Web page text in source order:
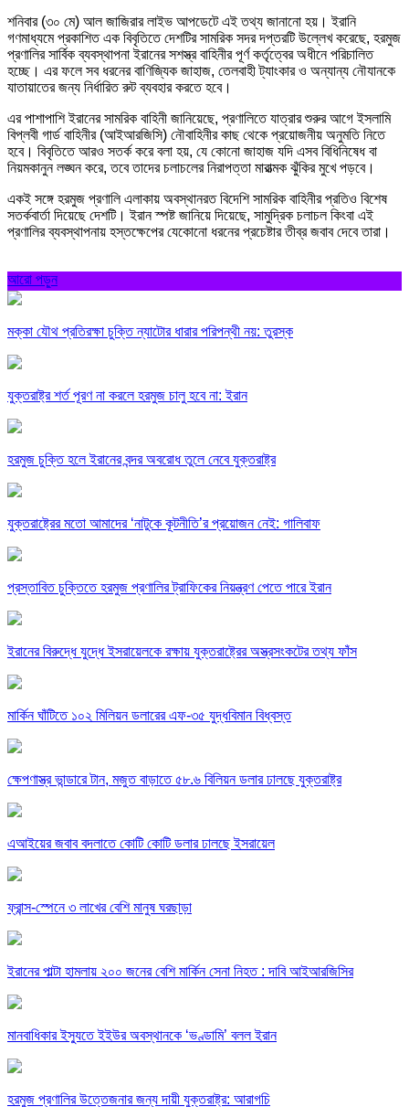
শনিবার (৩০ মে) আল জাজিরার লাইভ আপডেটে এই তথ্য জানানো হয়। ইরানি
গণমাধ্যমে প্রকাশিত এক বিবৃতিতে দেশটির সামরিক সদর দপ্তরটি উল্লেখ করেছে, হরমুজ
প্রণালির সার্বিক ব্যবস্থাপনা ইরানের সশস্ত্র বাহিনীর পূর্ণ কর্তৃত্বের অধীনে পরিচালিত
হচ্ছে। এর ফলে সব ধরনের বাণিজ্যিক জাহাজ, তেলবাহী ট্যাংকার ও অন্যান্য নৌযানকে
যাতায়াতের জন্য নির্ধারিত রুট ব্যবহার করতে হবে।
এর পাশাপাশি ইরানের সামরিক বাহিনী জানিয়েছে, প্রণালিতে যাত্রার শুরুর আগে ইসলামি
বিপ্লবী গার্ড বাহিনীর (আইআরজিসি) নৌবাহিনীর কাছ থেকে প্রয়োজনীয় অনুমতি নিতে
হবে। বিবৃতিতে আরও সতর্ক করে বলা হয়, যে কোনো জাহাজ যদি এসব বিধিনিষেধ বা
নিয়মকানুন লঙ্ঘন করে, তবে তাদের চলাচলের নিরাপত্তা মারাত্মক ঝুঁকির মুখে পড়বে।
একই সঙ্গে হরমুজ প্রণালি এলাকায় অবস্থানরত বিদেশি সামরিক বাহিনীর প্রতিও বিশেষ
সতর্কবার্তা দিয়েছে দেশটি। ইরান স্পষ্ট জানিয়ে দিয়েছে, সামুদ্রিক চলাচল কিংবা এই
প্রণালির ব্যবস্থাপনায় হস্তক্ষেপের যেকোনো ধরনের প্রচেষ্টার তীব্র জবাব দেবে তারা।
আরো পড়ুন
মক্কা যৌথ প্রতিরক্ষা চুক্তি ন্যাটোর ধারার পরিপন্থী নয়: তুরস্ক
যুক্তরাষ্ট্র শর্ত পূরণ না করলে হরমুজ চালু হবে না: ইরান
হরমুজ চুক্তি হলে ইরানের বন্দর অবরোধ তুলে নেবে যুক্তরাষ্ট্র
যুক্তরাষ্ট্রের মতো আমাদের ‘নাটুকে কূটনীতি’র প্রয়োজন নেই: গালিবাফ
প্রস্তাবিত চুক্তিতে হরমুজ প্রণালির ট্রাফিকের নিয়ন্ত্রণ পেতে পারে ইরান
ইরানের বিরুদ্ধে যুদ্ধে ইসরায়েলকে রক্ষায় যুক্তরাষ্ট্রের অস্ত্রসংকটের তথ্য ফাঁস
মার্কিন ঘাঁটিতে ১০২ মিলিয়ন ডলারের এফ-৩৫ যুদ্ধবিমান বিধ্বস্ত
ক্ষেপণাস্ত্র ভান্ডারে টান, মজুত বাড়াতে ৫৮.৬ বিলিয়ন ডলার ঢালছে যুক্তরাষ্ট্র
এআইয়ের জবাব বদলাতে কোটি কোটি ডলার ঢালছে ইসরায়েল
ফ্রান্স-স্পেনে ৩ লাখের বেশি মানুষ ঘরছাড়া
ইরানের পাল্টা হামলায় ২০০ জনের বেশি মার্কিন সেনা নিহত : দাবি আইআরজিসির
মানবাধিকার ইস্যুতে ইইউর অবস্থানকে ‘ভণ্ডামি’ বলল ইরান
হরমুজ প্রণালির উত্তেজনার জন্য দায়ী যুক্তরাষ্ট্র: আরাগচি